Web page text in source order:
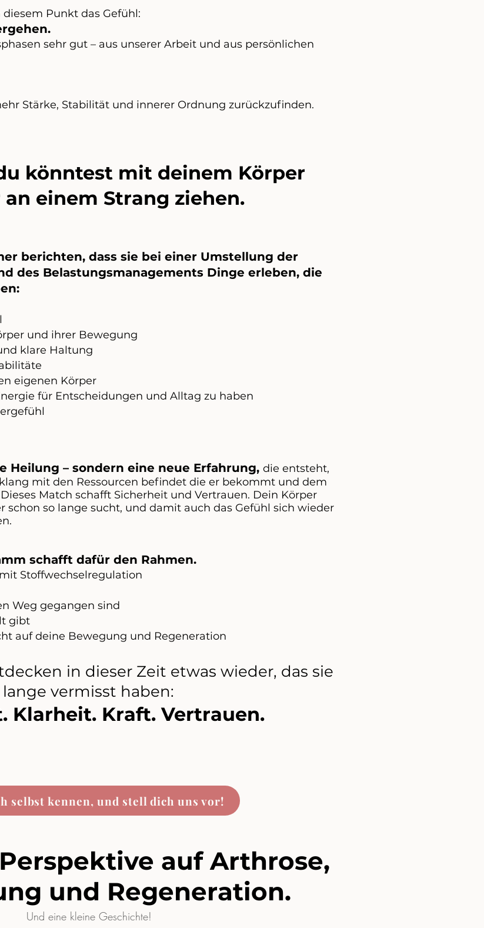
Punkt das Gefühl:
sehr gut – aus unserer Arbeit und aus persönlichen
Stärke, Stabilität und innerer Ordnung zurückzufinden.
könntest mit deinem Körper
einem Strang ziehen.
berichten, dass sie bei einer Umstellung der
des Belastungsmanagements Dinge erleben, die
und ihrer Bewegung
klare Haltung
eigenen Körper
für Entscheidungen und Alltag zu haben
Heilung – sondern eine neue Erfahrung, die entsteht,
mit den Ressourcen befindet die er bekommt und dem
Match schafft Sicherheit und Vertrauen. Dein Körper
schon so lange sucht, und damit auch das Gefühl sich wieder
schafft dafür den Rahmen.
Stoffwechselregulation
Weg gegangen sind
gibt
auf deine Bewegung und Regeneration
in dieser Zeit etwas wieder, das sie
lange vermisst haben:
Klarheit. Kraft. Vertrauen.
selbst kennen, und stell dich uns vor!
auf Arthrose,
und Regeneration.
Und eine kleine Geschichte!